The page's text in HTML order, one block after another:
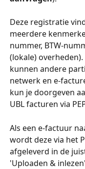
Deze registratie
meerdere
nummer, BTW-
(lokale)
kunnen andere
netwerk en e-
kun je doorgeven
UBL facturen via
Als een e-factuur
wordt deze via het
afgeleverd in de
'Uploaden &